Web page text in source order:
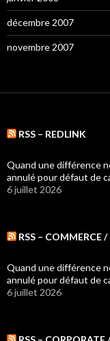
décembre 2007
novembre 2007
RSS – REDLINK
Quand une différence
annulé pour défaut de
6 juillet 2026
RSS – COMMERCE
Quand une différence
annulé pour défaut de
6 juillet 2026